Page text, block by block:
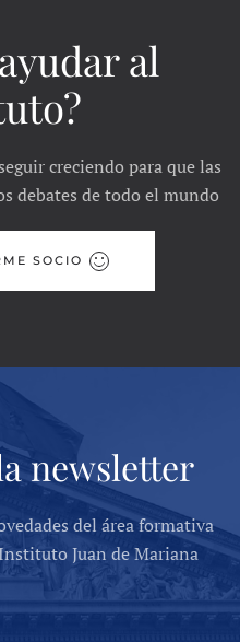
al
creciendo para que las
debates de todo el mundo
SOCIO
newsletter
del área formativa
Juan de Mariana